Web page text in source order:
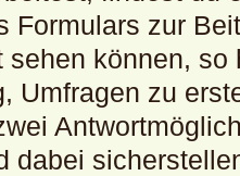
Formulars zur
sehen können,
Umfragen zu
dabei